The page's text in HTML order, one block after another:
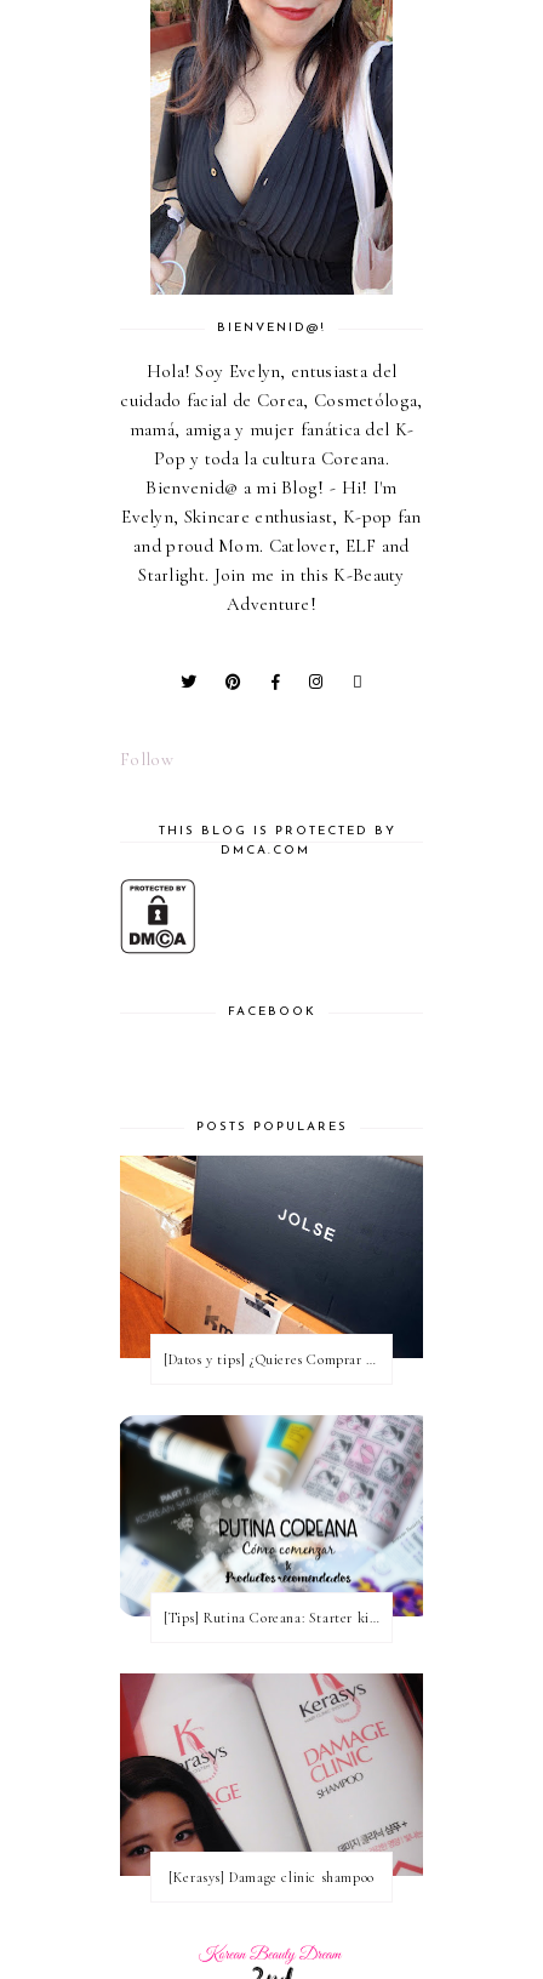
BIENVENID@!
Hola! Soy Evelyn, entusiasta del
cuidado facial de Corea, Cosmetóloga,
mamá, amiga y mujer fanática del K-
Pop y toda la cultura Coreana.
Bienvenid@ a mi Blog! - Hi! I'm
Evelyn, Skincare enthusiast, K-pop fan
and proud Mom. Catlover, ELF and
Starlight. Join me in this K-Beauty
Adventure!
Follow
THIS BLOG IS PROTECTED BY
DMCA.COM
FACEBOOK
POSTS POPULARES
[Tips] Rutina Coreana: Starter kit para comenzar ~ Productos recomendados
[Kerasys] Damage clinic shampoo